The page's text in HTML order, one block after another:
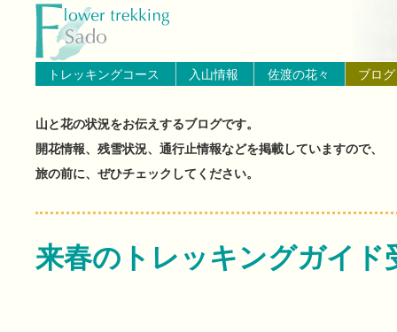
ブログ（佐渡島の山と花の状
トレッキングコース 入山情報 佐渡の花々 ブログ
山と花の状況をお伝えするブログです。
開花情報、残雪状況、通行止情報などを掲載していますので、
旅の前に、ぜひチェックしてください。
来春のトレッキングガイド
トップページへ戻る